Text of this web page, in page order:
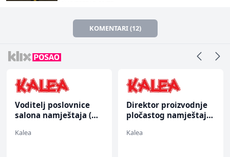
KOMENTARI (12)
Voditelj poslovnice
salona namještaja (m/
Kalea
Direktor proizvodnje
pločastog namještaja
Kalea